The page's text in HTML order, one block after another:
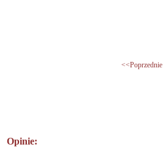
<<Poprzednie
Opinie: